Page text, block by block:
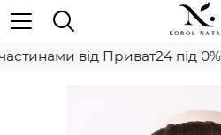
від Приват24 під 0%